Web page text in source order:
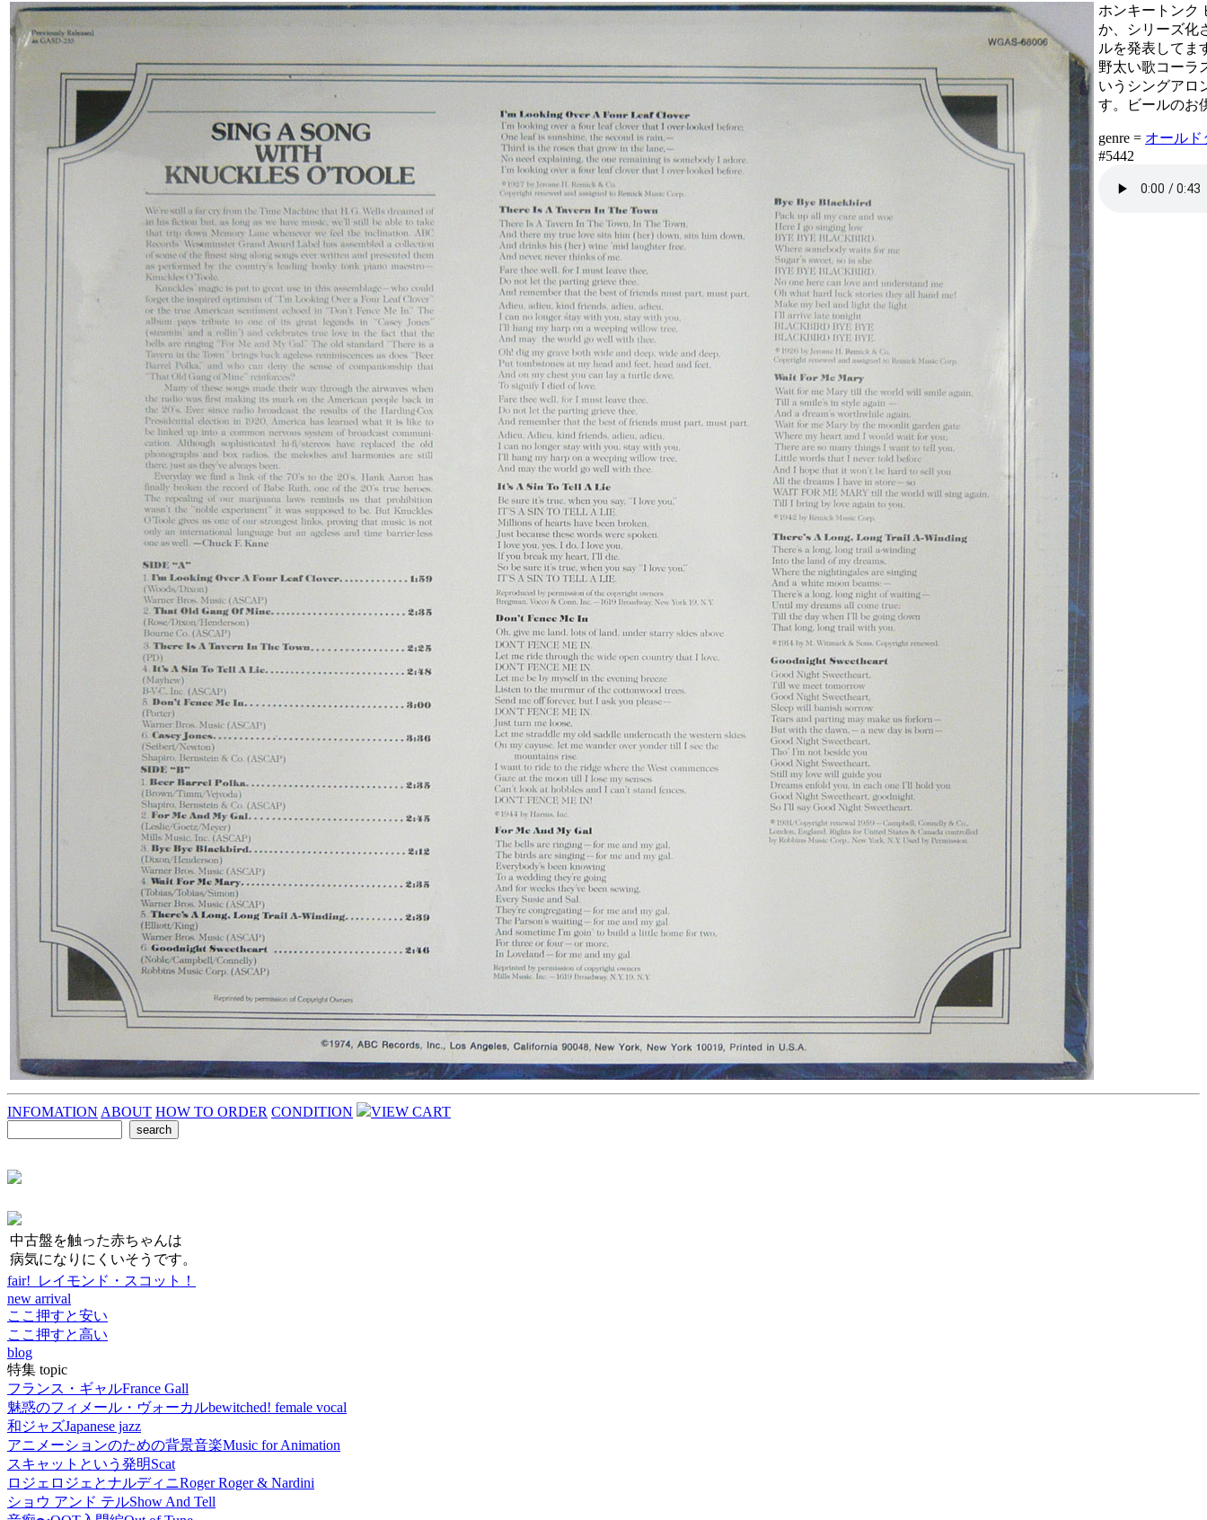
ホンキートンク
か、シリーズ化
ルを発表してま
野太い歌コーラ
いうシングアロ
す。ビールのお
genre = オールド
#5442
INFOMATION ABOUT HOW TO ORDER CONDITION VIEW CART
中古盤を触った赤ちゃんは
病気になりにくいそうです。
fair! レイモンド・スコット！
new arrival
ここ押すと安い
ここ押すと高い
blog
特集 topic
フランス・ギャルFrance Gall
魅惑のフィメール・ヴォーカルbewitched! female vocal
和ジャズJapanese jazz
アニメーションのための背景音楽Music for Animation
スキャットという発明Scat
ロジェロジェとナルディニRoger Roger & Nardini
ショウ アンド テルShow And Tell